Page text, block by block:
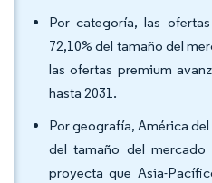
Por categoría, las
72,10% del tamaño del
las ofertas premium
hasta 2031.
Por geografía, América
del tamaño del
proyecta que Asia-